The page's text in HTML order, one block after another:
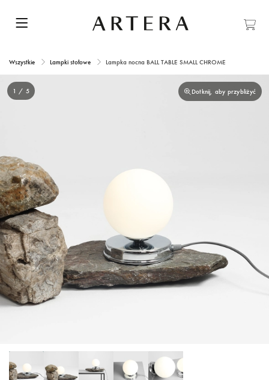
Wszystkie Lampki stołowe Lampka nocna BALL TABLE SMALL CHROME
Dotknij, aby przybliżyć
1 / 5